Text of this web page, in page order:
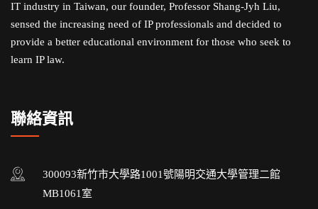
IT industry in Taiwan, our founder, Professor Shang-Jyh Liu,
sensed the increasing need of IP professionals and decided to
provide a better educational environment for those who seek to
learn IP law.
聯絡資訊
300093新竹市大學路1001號陽明交通大學管理二館
MB1061室